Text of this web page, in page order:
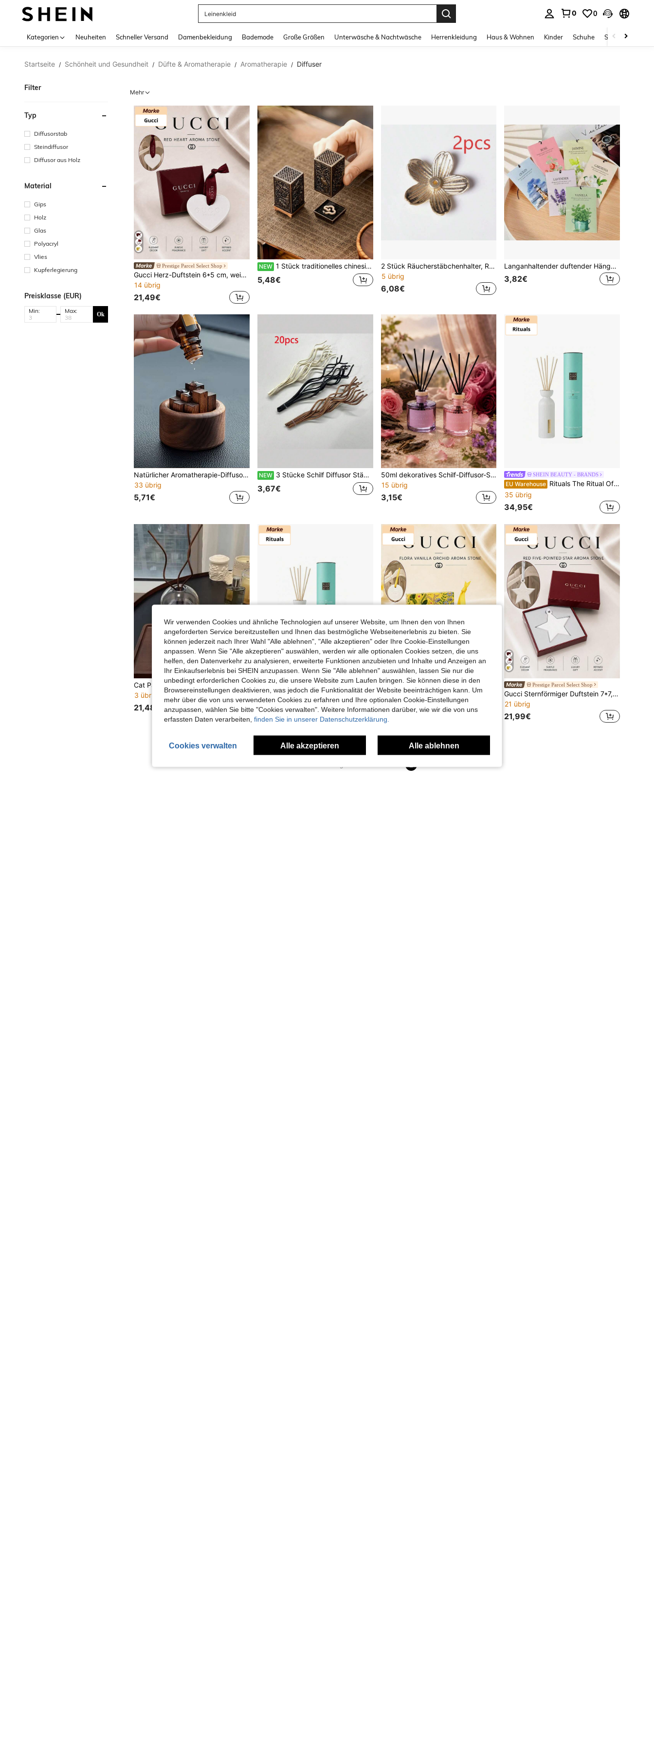
Leinenkleid
0 0
Kategorien Neuheiten Schneller Versand Damenbekleidung Bademode Große Größen Unterwäsche & Nachtwäsche Herrenkleidung Haus & Wohnen Kinder Schuhe Schmuck &
Startseite / Schönheit und Gesundheit / Düfte & Aromatherapie / Aromatherapie / Diffuser
Filter
Typ
Diffusorstab
Steindiffusor
Diffusor aus Holz
Material
Gips
Holz
Glas
Polyacryl
Vlies
Kupferlegierung
Preisklasse (EUR)
Min: Max: Ok
Mehr
Prestige Parcel Select Shop
Gucci Herz-Duftstein 6*5 cm, weinrotes Band, sanfte Duftabgabe, ideale Wahl für Kleiderschrank, Heimdekoration und als Geschenk
14 übrig
21,49€
NEW 1 Stück traditionelles chinesisches Räucherstäbchenhalter-Set (1 Basis und 1 Deckel) - Pflaumenblüte, Orchidee und Chrysantheme Hohldesign, Zinklegierung Zen-Meditations-Altar-Dekoration, geeignet für Yoga, buddhistischen Hausschrein, geruchsneutral (kein Räucherstäbchen enthalten)
5,48€
2 Stück Räucherstäbchenhalter, Räucherstäbchenständer, Kalebasse Räucherstäbchenhalter, Mini Räucherstäbchenschale, kreativer Räucherstäbchenhalter
5 übrig
6,08€
Langanhaltender duftender Hängesäckchen, 30-Tage Duft-Deodorant für Auto, Kleiderschrank, Badezimmer, tragbarer Aromabeutel, perfektes Urlaubsgeschenk
3,82€
Natürlicher Aromatherapie-Diffusor aus Massivholz, Holz-Diffusorstäbchen, flammenloser Auto-Duftdiffusor, Aromatherapie-Dekoration aus Massivholz, geeignet für Auto- und Heimdekoration
33 übrig
5,71€
NEW 3 Stücke Schilf Diffusor Stäbchen, mit natürlichem Duft und starker Absorption, geeignet für verschiedene ätherische Öle und können als Aromatherapie-Zubehör, Heimdekoration und Lufterfrischer verwendet werden. Dies sind flüchtige natürliche Aromatherapie-Stäbchen
3,67€
50ml dekoratives Schilf-Diffusor-Set, Aromatherapie-Ätherischer-Öl-Diffusor-Set mit Diffusor, langanhaltender Raumduft und Aromatherapie-Ätherischer-Öl-Lufterfrischer, Duftmischung, Kerze, Körperspray-Duftkonzepte, geeignet für Schlafzimmer, Badezimmer, Wohnzimmer, Büro, Yoga, Meditation, Entspannung und Schlafhilfe, ideal für Aromatherapie, Heimdekoration, Ramadan-Dekoration, Geschenk zum Schulanfang, Geburtstag, Muttertag und Einweihungsfeier-Duftgeschenk.
15 übrig
3,15€
SHEIN BEAUTY - BRANDS
EU Warehouse Rituals The Ritual Of Karma Fragrance Sticks 250 ml – Reed Diffuser, Long-Lasting, For Home Decor Enthusiasts, Holy Lotus, White, White Tea Extract, Suitable For Living Room
35 übrig
34,95€
Cat Paw Sanfter Nacht Duftdiffusor | 90 Tage Duft, minimalistisch Beige – Flasche + Schilfstäbe (Duftöl nicht enthalten)
3 übrig
21,48€
SHEIN BEAUTY - FRAGRANCE
EU Warehouse Rituals The Ritual Of Karma Fragrance Sticks 250 ml
7 übrig
37,93€
1andere Händler
Prestige Parcel Select Shop
22 übrig
18,92€
Prestige Parcel Select Shop
Gucci Sternförmiger Duftstein 7*7,5 cm, mit silbernem Band, dezenter langanhaltender Duft, zum Aufhängen im Kleiderschrank oder Auto, edle Geschenkverpackung
21 übrig
21,99€
Wir verwenden Cookies und ähnliche Technologien auf unserer Website, um Ihnen den von Ihnen
angeforderten Service bereitzustellen und Ihnen das bestmögliche Webseitenerlebnis zu bieten. Sie
können jederzeit nach Ihrer Wahl "Alle ablehnen", "Alle akzeptieren" oder Ihre Cookie-Einstellungen
anpassen. Wenn Sie "Alle akzeptieren" auswählen, werden wir alle optionalen Cookies setzen, die uns
helfen, den Datenverkehr zu analysieren, erweiterte Funktionen anzubieten und Inhalte und Anzeigen an
Ihr Einkaufserlebnis bei SHEIN anzupassen. Wenn Sie "Alle ablehnen" auswählen, lassen Sie nur die
unbedingt erforderlichen Cookies zu, die unsere Website zum Laufen bringen. Sie können diese in den
Browsereinstellungen deaktivieren, was jedoch die Funktionalität der Website beeinträchtigen kann. Um
mehr über die von uns verwendeten Cookies zu erfahren und Ihre optionalen Cookie-Einstellungen
anzupassen, wählen Sie bitte "Cookies verwalten". Weitere Informationen darüber, wie wir die von uns
erfassten Daten verarbeiten, finden Sie in unserer Datenschutzerklärung.
Cookies verwalten Alle akzeptieren Alle ablehnen